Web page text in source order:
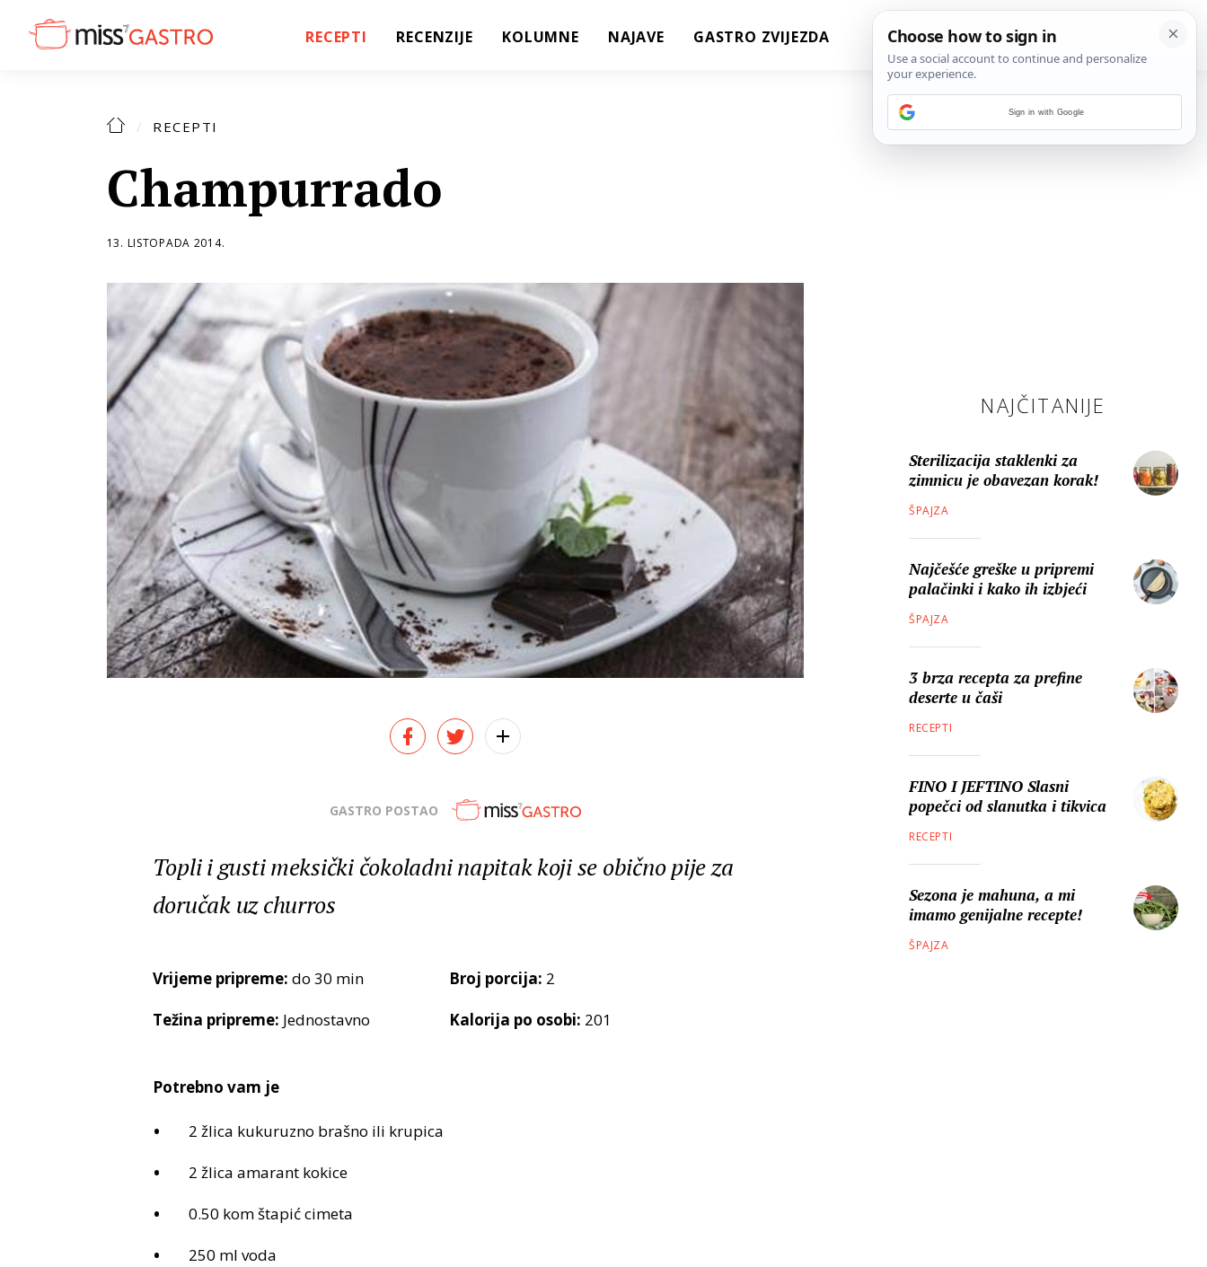
RECEPTI RECENZIJE KOLUMNE NAJAVE GASTRO ZVIJEZDA
RECEPTI
Champurrado
13. LISTOPADA 2014.
GASTRO POSTAO
Topli i gusti meksički čokoladni napitak koji se obično pije za
doručak uz churros
Vrijeme pripreme: do 30 min Broj porcija: 2
Težina pripreme: Jednostavno Kalorija po osobi: 201
Potrebno vam je
2 žlica kukuruzno brašno ili krupica
2 žlica amarant kokice
0.50 kom štapić cimeta
250 ml voda
NAJČITANIJE
Sterilizacija staklenki za
zimnicu je obavezan korak!
ŠPAJZA
Najčešće greške u pripremi
palačinki i kako ih izbjeći
ŠPAJZA
3 brza recepta za prefine
deserte u čaši
RECEPTI
FINO I JEFTINO Slasni
popečci od slanutka i tikvica
RECEPTI
Sezona je mahuna, a mi
imamo genijalne recepte!
ŠPAJZA
Sign in with Google